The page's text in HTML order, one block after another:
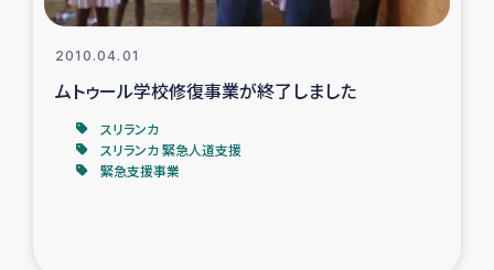
ふりかけ普及と食生活改善による栄養改善事業
フェアトレード事業
緊急支援事業
2010.04.01
ムトゥール学校修復事業が終了しました
スリランカ
スリランカ 緊急人道支援
緊急支援事業